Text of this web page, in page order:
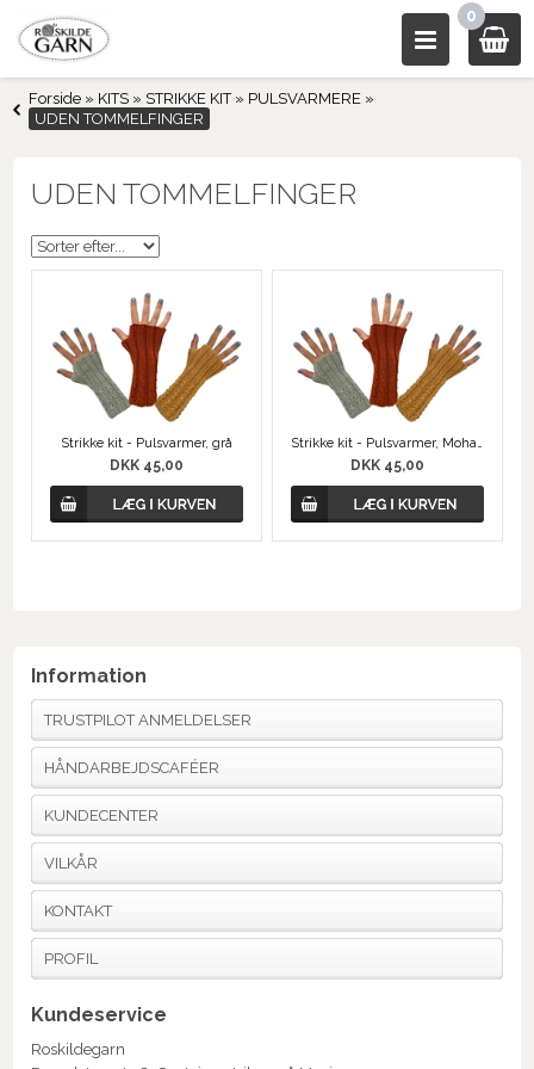
0
Forside » KITS » STRIKKE KIT» PULSVARMERE »
UDEN TOMMELFINGER
UDEN TOMMELFINGER
Strikke kit - Pulsvarmer, grå
DKK 45,00
Strikke kit - Pulsvarmer, Mohair Lys Grå
DKK 45,00
Information
TRUSTPILOT ANMELDELSER
HÅNDARBEJDSCAFÉER
KUNDECENTER
VILKÅR
KONTAKT
PROFIL
Kundeservice
Roskildegarn